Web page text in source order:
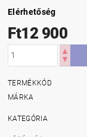
Elérhetőség
Ft12 900
TERMÉKKÓD
MÁRKA
KATEGÓRIA